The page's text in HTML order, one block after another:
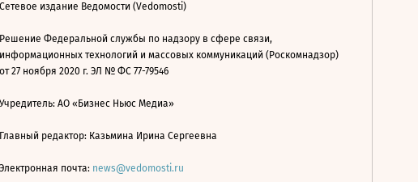
Сетевое издание Ведомости (Vedomosti)
Решение Федеральной службы по надзору в сфере связи,
информационных технологий и массовых коммуникаций (Роскомнадзор)
от 27 ноября 2020 г. ЭЛ № ФС 77-79546
Учредитель: АО «Бизнес Ньюс Медиа»
Главный редактор: Казьмина Ирина Сергеевна
Электронная почта: news@vedomosti.ru